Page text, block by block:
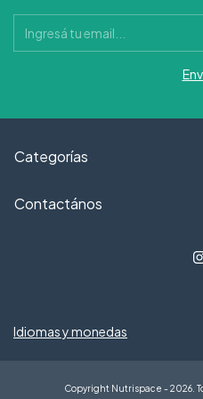
Categorías
Contactános
Idiomas y monedas
Copyright Nutrispace - 2026.